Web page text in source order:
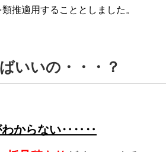
推適用することとしました。
いいの・・・？
わからない‥‥‥